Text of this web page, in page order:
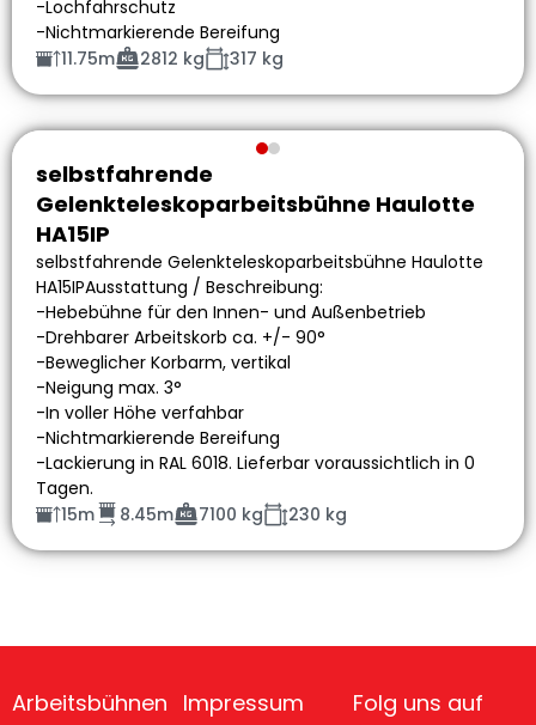
-Lochfahrschutz
-Nichtmarkierende Bereifung
11.75m
2812 kg 317 kg
selbstfahrende
Gelenkteleskoparbeitsbühne Haulotte
HA15IP
selbstfahrende Gelenkteleskoparbeitsbühne Haulotte
HA15IPAusstattung / Beschreibung:
-Hebebühne für den Innen- und Außenbetrieb
-Drehbarer Arbeitskorb ca. +/- 90°
-Beweglicher Korbarm, vertikal
-Neigung max. 3°
-In voller Höhe verfahbar
-Nichtmarkierende Bereifung
-Lackierung in RAL 6018. Lieferbar voraussichtlich in 0
Tagen.
15m
8.45m 7100 kg 230 kg
Arbeitsbühnen Impressum
Folg uns auf